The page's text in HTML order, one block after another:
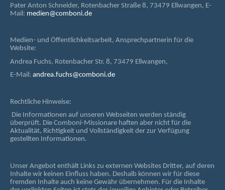
Pater Anton Schneider, Rotenbacher Straße 8, 73479 Ellwangen, E-
Mail: medien@comboni.de
Medien- und Öffentlichkeitsarbeit, Ansprechpartnerin für die
Website:
Andrea Fuchs, Rotenbacher Str. 8, 73479 Ellwangen,
E-Mail: andrea.fuchs@comboni.de
Rechtliche Hinweise:
Die Informationen auf unseren Webseiten werden ständig
überprüft. Die Comboni-Missionare haften aber nicht für die
Aktualität, Richtigkeit und Vollständigkeit der zur Verfügung
gestellten Informationen.
Unser Angebot enthält Links zu externen Websites Dritter, auf deren
Inhalte wir keinen Einfluss haben. Deshalb können wir für diese
fremden Inhalte auch keine Gewähr übernehmen. Für die Inhalte